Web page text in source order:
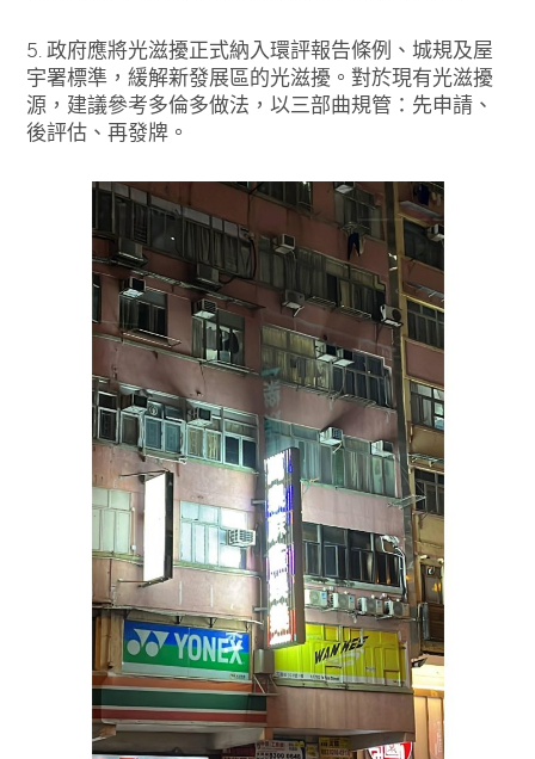
5. 政府應將光滋擾正式納入環評報告條例、城規及屋
宇署標準，緩解新發展區的光滋擾。對於現有光滋擾
源，建議參考多倫多做法，以三部曲規管：先申請、
後評估、再發牌。